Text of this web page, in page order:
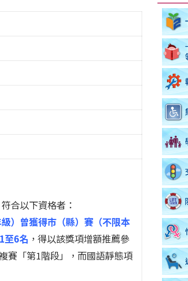
合以下資格者：
）曾獲得市（縣）賽（不限本
至6名 ，得以該獎項增額推薦參
賽「第1階段」，而國語靜態項